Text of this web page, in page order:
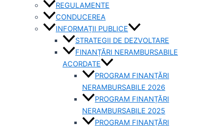
REGULAMENTE
CONDUCEREA
INFORMAȚII PUBLICE
STRATEGII DE DEZVOLTARE
FINANȚĂRI NERAMBURSABILE
ACORDATE
PROGRAM FINANȚĂRI
NERAMBURSABILE 2026
PROGRAM FINANȚĂRI
NERAMBURSABILE 2025
PROGRAM FINANȚĂRI